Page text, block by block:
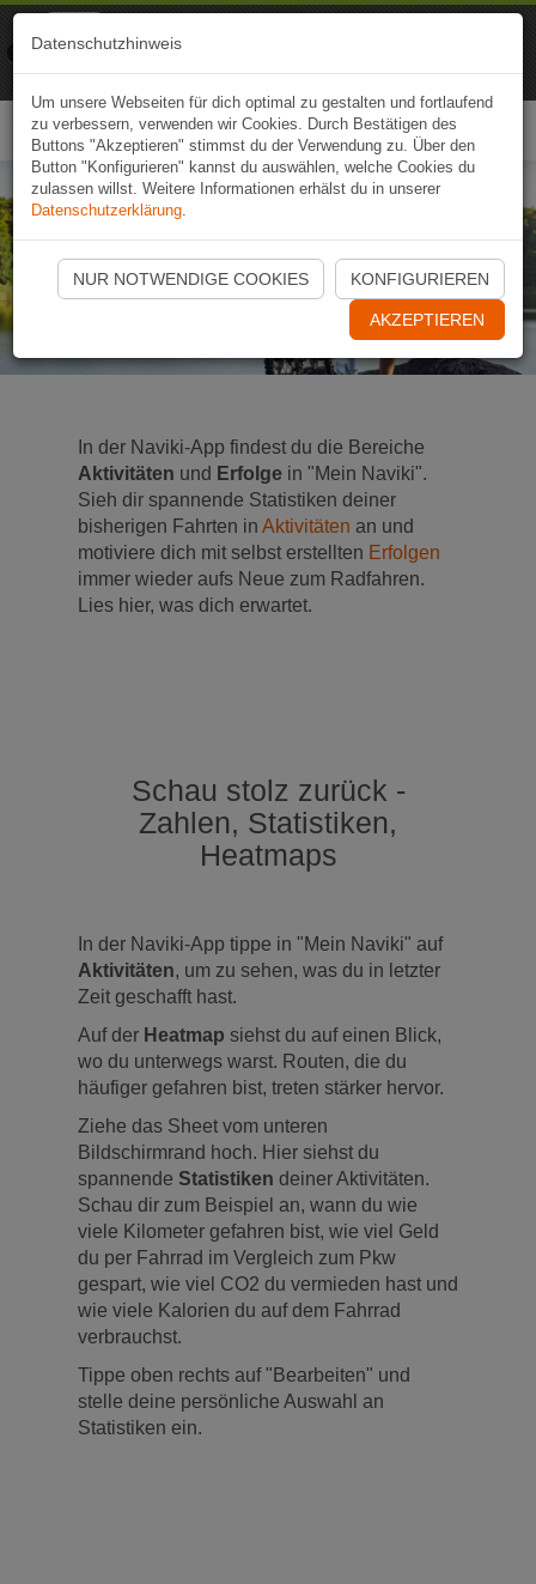
Aktivitäten und Erfolge
Dein Extra-Schub Fahrrad-Motivation
In der Naviki-App findest du die Bereiche
Aktivitäten und Erfolge in "Mein Naviki".
Sieh dir spannende Statistiken deiner
bisherigen Fahrten in Aktivitäten an und
motiviere dich mit selbst erstellten Erfolgen
immer wieder aufs Neue zum Radfahren.
Lies hier, was dich erwartet.
Schau stolz zurück -
Zahlen, Statistiken,
Heatmaps
In der Naviki-App tippe in "Mein Naviki" auf
Aktivitäten, um zu sehen, was du in letzter
Zeit geschafft hast.
Auf der Heatmap siehst du auf einen Blick,
wo du unterwegs warst. Routen, die du
häufiger gefahren bist, treten stärker hervor.
Ziehe das Sheet vom unteren
Bildschirmrand hoch. Hier siehst du
spannende Statistiken deiner Aktivitäten.
Schau dir zum Beispiel an, wann du wie
viele Kilometer gefahren bist, wie viel Geld
du per Fahrrad im Vergleich zum Pkw
gespart, wie viel CO2 du vermieden hast und
wie viele Kalorien du auf dem Fahrrad
verbrauchst.
Tippe oben rechts auf "Bearbeiten" und
stelle deine persönliche Auswahl an
Statistiken ein.
Datenschutzhinweis
Um unsere Webseiten für dich optimal zu gestalten und fortlaufend
zu verbessern, verwenden wir Cookies. Durch Bestätigen des
Buttons "Akzeptieren" stimmst du der Verwendung zu. Über den
Button "Konfigurieren" kannst du auswählen, welche Cookies du
zulassen willst. Weitere Informationen erhälst du in unserer
Datenschutzerklärung.
NUR NOTWENDIGE COOKIES KONFIGURIEREN
AKZEPTIEREN
Naviki